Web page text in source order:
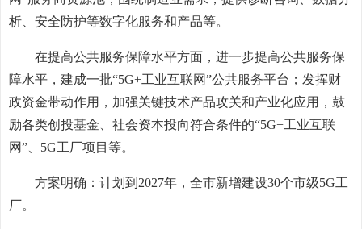
析、安全防护等数字化服务和产品等。
在提高公共服务保障水平方面，进一步提高公共服务保
障水平，建成一批“5G+工业互联网”公共服务平台；发挥财
政资金带动作用，加强关键技术产品攻关和产业化应用，鼓
励各类创投基金、社会资本投向符合条件的“5G+工业互联
网”、5G工厂项目等。
方案明确：计划到2027年，全市新增建设30个市级5G工
厂。